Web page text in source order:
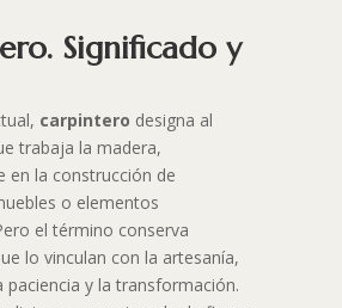
Significado y
carpintero designa al
trabaja la madera,
en la construcción de
o elementos
el término conserva
lo vinculan con la artesanía,
paciencia y la transformación.